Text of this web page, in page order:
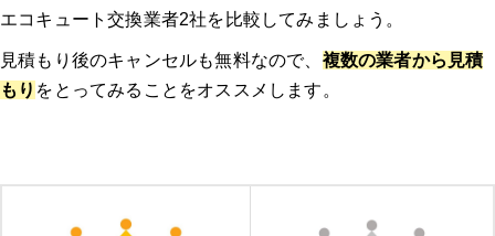
11/30までのスペシャルセール！10,000円割引を実施中
湯ドクター
エコキュート交換業者2社を比較してみましょう。
見積もり後のキャンセルも無料なので、 複数の業者から見積
もり をとってみることをオススメします。